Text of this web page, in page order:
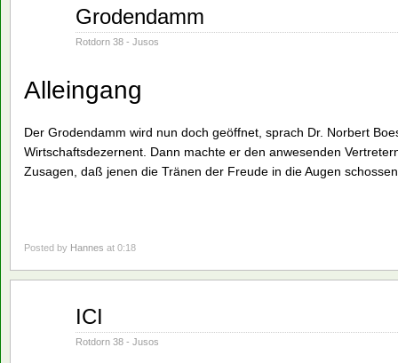
Grodendamm
Rotdorn 38 - Jusos
Alleingang
Der Grodendamm wird nun doch geöffnet, sprach Dr. Norbert
Wirtschaftsdezernent. Dann machte er den anwesenden
Zusagen, daß jenen die Tränen der Freude in die Augen
Posted by Hannes at 0:18
ICI
Rotdorn 38 - Jusos